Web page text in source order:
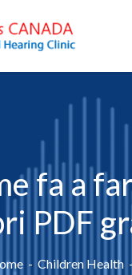
fa a
PDF
Children Health